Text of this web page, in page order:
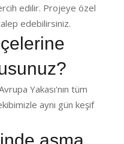
edilir. Projeye özel
edebilirsiniz.
Yakası'nın tüm
aynı gün keşif